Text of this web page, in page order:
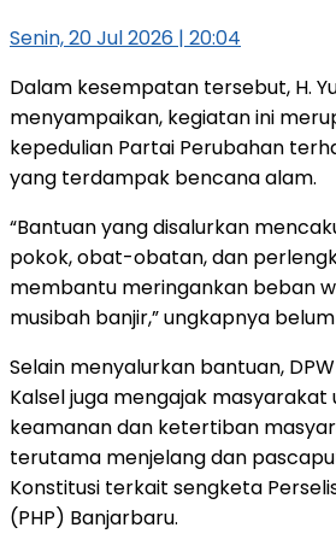
Senin, 20 Jul 2026 | 20:04
Dalam kesempatan tersebut, H.
menyampaikan, kegiatan ini
kepedulian Partai Perubahan
yang terdampak bencana alam.
“Bantuan yang disalurkan
pokok, obat-obatan, dan
membantu meringankan beban
musibah banjir,” ungkapnya
Selain menyalurkan bantuan,
Kalsel juga mengajak
keamanan dan ketertiban
terutama menjelang dan
Konstitusi terkait sengketa
(PHP) Banjarbaru.